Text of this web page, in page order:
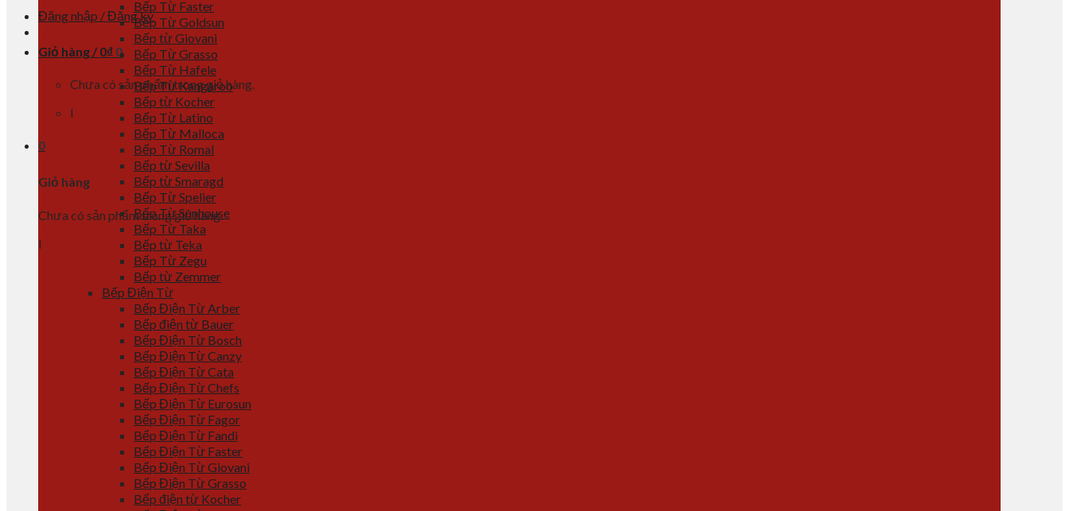
Đăng nhập / Đăng ký
Giỏ hàng / 0₫ 0
Chưa có sản phẩm trong giỏ hàng.
l
0
Giỏ hàng
Chưa có sản phẩm trong giỏ hàng.
l
Bếp Từ Faster
Bếp Từ Goldsun
Bếp từ Giovani
Bếp Từ Grasso
Bếp Từ Hafele
Bếp Từ Kangaroo
Bếp từ Kocher
Bếp Từ Latino
Bếp Từ Malloca
Bếp Từ Romal
Bếp từ Sevilla
Bếp từ Smaragd
Bếp Từ Spelier
Bếp Từ Sunhouse
Bếp Từ Taka
Bếp từ Teka
Bếp Từ Zegu
Bếp từ Zemmer
Bếp Điện Từ
Bếp Điện Từ Arber
Bếp điện từ Bauer
Bếp Điện Từ Bosch
Bếp Điện Từ Canzy
Bếp Điện Từ Cata
Bếp Điện Từ Chefs
Bếp Điện Từ Eurosun
Bếp Điện Từ Fagor
Bếp Điện Từ Fandi
Bếp Điện Từ Faster
Bếp Điện Từ Giovani
Bếp Điện Từ Grasso
Bếp điện từ Kocher